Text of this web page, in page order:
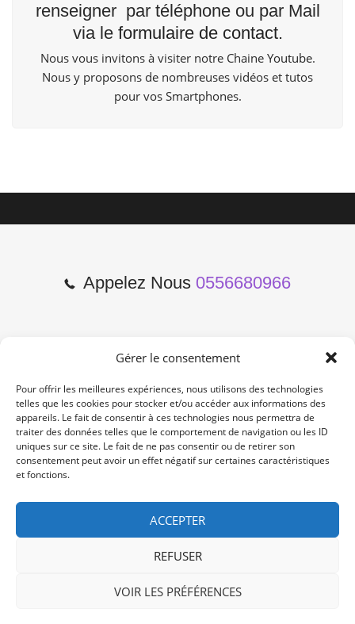
Gérer le consentement
Pour offrir les meilleures expériences, nous utilisons des technologies
telles que les cookies pour stocker et/ou accéder aux informations des
appareils. Le fait de consentir à ces technologies nous permettra de
traiter des données telles que le comportement de navigation ou les ID
uniques sur ce site. Le fait de ne pas consentir ou de retirer son
consentement peut avoir un effet négatif sur certaines caractéristiques
et fonctions.
ACCEPTER
REFUSER
VOIR LES PRÉFÉRENCES
renseigner par téléphone ou par Mail
via le formulaire de contact.
Nous vous invitons à visiter notre Chaine Youtube.
Nous y proposons de nombreuses vidéos et tutos
pour vos Smartphones.
Appelez Nous 0556680966
2 Cours de l'Yser 33800
Bordeaux
Lun-Samedi: 10:00 -19:00
Non Stop
/ /